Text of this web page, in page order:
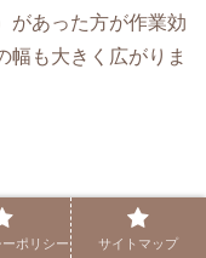
があった方が作業効
幅も大きく広がりま
ポリシー サイトマップ